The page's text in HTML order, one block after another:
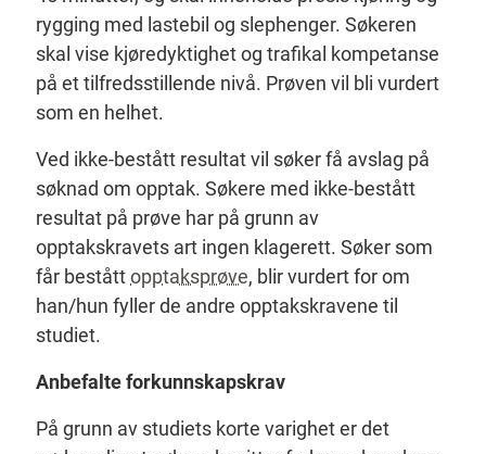
rygging med lastebil og slephenger. Søkeren
skal vise kjøredyktighet og trafikal kompetanse
på et tilfredsstillende nivå. Prøven vil bli vurdert
som en helhet.
Ved ikke-bestått resultat vil søker få avslag på
søknad om opptak. Søkere med ikke-bestått
resultat på prøve har på grunn av
opptakskravets art ingen klagerett. Søker som
får beståttopptaksprøve, blir vurdert for om
han/hun fyller de andre opptakskravene til
studiet.
Anbefalte forkunnskapskrav
På grunn av studiets korte varighet er det